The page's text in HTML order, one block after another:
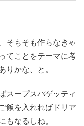
そもそも作らなきゃ
てことをテーマに考
りかな、と。
スープスパゲッティ
飯を入れればドリア
もなるしね。